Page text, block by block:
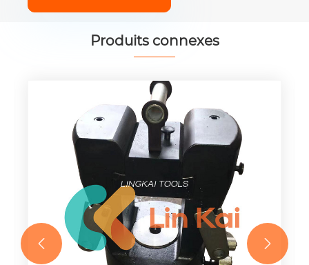
Produits connexes
 